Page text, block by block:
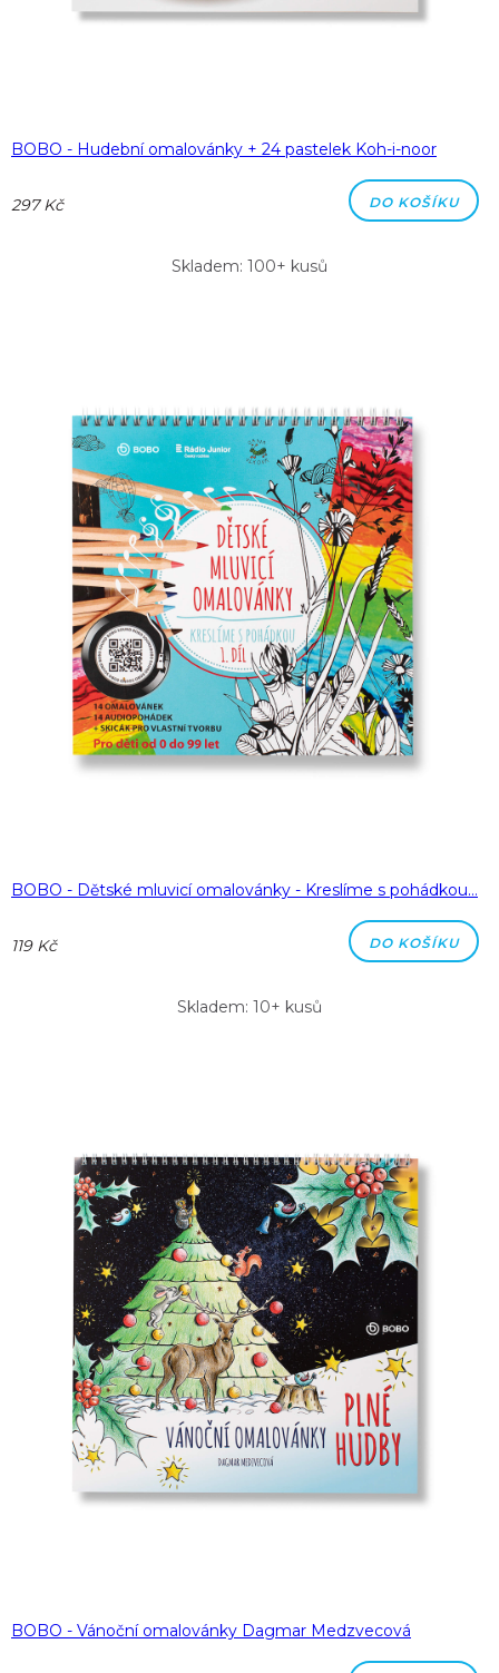
BOBO - Hudební omalovánky + 24 pastelek Koh-i-noor
297 Kč DO KOŠÍKU
Skladem: 100+ kusů
BOBO - Dětské mluvicí omalovánky - Kreslíme s pohádkou…
119 Kč DO KOŠÍKU
Skladem: 10+ kusů
BOBO - Vánoční omalovánky Dagmar Medzvecová